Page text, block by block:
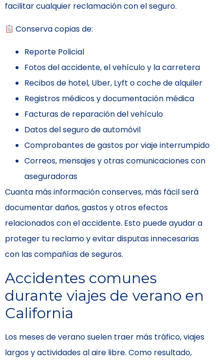
facilitar cualquier reclamación con el seguro.
Conserva copias de:
Reporte Policial
Fotos del accidente, el vehículo y la carretera
Recibos de hotel, Uber, Lyft o coche de alquiler
Registros médicos y documentación médica
Facturas de reparación del vehículo
Datos del seguro de automóvil
Comprobantes de gastos por viaje interrumpido
Correos, mensajes y otras comunicaciones con
aseguradoras
Cuanta más información conserves, más fácil será
documentar daños, gastos y otros efectos
relacionados con el accidente. Esto puede ayudar a
proteger tu reclamo y evitar disputas innecesarias
con las compañías de seguros.
Accidentes comunes
durante viajes de verano en
California
Los meses de verano suelen traer más tráfico, viajes
largos y actividades al aire libre. Como resultado,